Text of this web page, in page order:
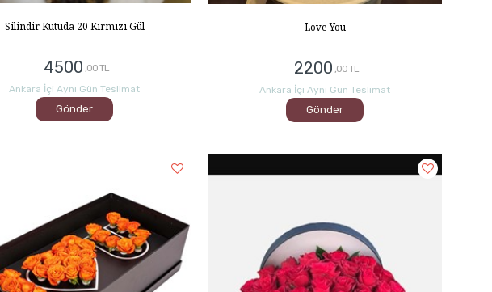
Silindir Kutuda 20 Kırmızı Gül
4500 ,00 TL
Ankara İçi Aynı Gün Teslimat
Gönder
Love You
2200 ,00 TL
Ankara İçi Aynı Gün Teslimat
Gönder